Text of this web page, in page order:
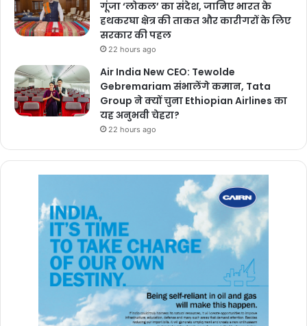
गूंजा ‘लोकल’ का संदेश, जानिए भारत के
हथकरघा क्षेत्र की ताकत और कारीगरों के लिए
सरकार की पहल
22 hours ago
Air India New CEO: Tewolde
Gebremariam संभालेंगे कमान, Tata
Group ने क्यों चुना Ethiopian Airlines का
यह अनुभवी चेहरा?
22 hours ago